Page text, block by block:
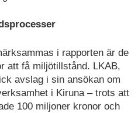
i rapporten är de
att få miljötillstånd. LKAB,
avslag i sin ansökan om
i Kiruna – trots att
100 miljoner kronor och